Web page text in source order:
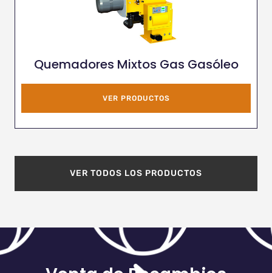
Quemadores Mixtos Gas Gasóleo
VER PRODUCTOS
VER TODOS LOS PRODUCTOS